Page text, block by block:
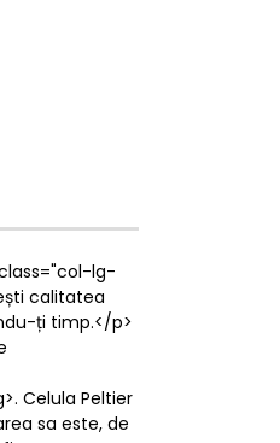
lg-
calitatea
ți timp.</p>
Celula Peltier
sa este, de